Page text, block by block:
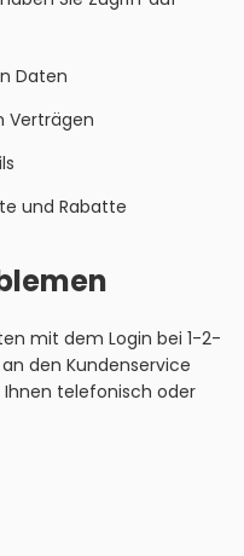
Daten
Verträgen
und Rabatte
mit dem Login bei 1-2-
den Kundenservice
Ihnen telefonisch oder